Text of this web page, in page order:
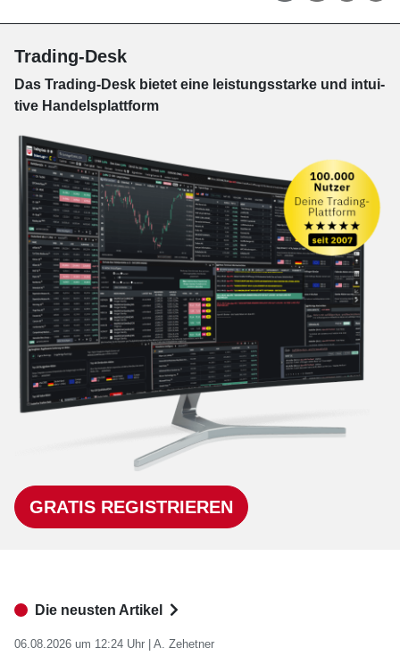
Trading-Desk
Das Trading-Desk bie­tet eine leis­tungs­star­ke und in­tui­
tive Han­dels­platt­form
GRATIS REGISTRIEREN
Die neusten Artikel
06.08.2026 um 12:24 Uhr | A. Zehetner